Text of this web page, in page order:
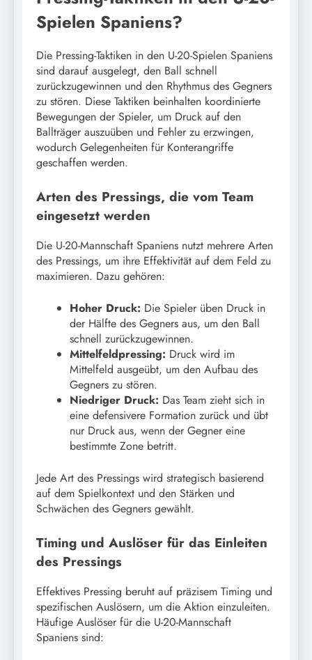
Spielen Spaniens?
Die Pressing-Taktiken in den U-20-Spielen Spaniens
sind darauf ausgelegt, den Ball schnell
zurückzugewinnen und den Rhythmus des Gegners
zu stören. Diese Taktiken beinhalten koordinierte
Bewegungen der Spieler, um Druck auf den
Ballträger auszuüben und Fehler zu erzwingen,
wodurch Gelegenheiten für Konterangriffe
geschaffen werden.
Arten des Pressings, die vom Team
eingesetzt werden
Die U-20-Mannschaft Spaniens nutzt mehrere Arten
des Pressings, um ihre Effektivität auf dem Feld zu
maximieren. Dazu gehören:
Hoher Druck: Die Spieler üben Druck in
der Hälfte des Gegners aus, um den Ball
schnell zurückzugewinnen.
Mittelfeldpressing: Druck wird im
Mittelfeld ausgeübt, um den Aufbau des
Gegners zu stören.
Niedriger Druck: Das Team zieht sich in
eine defensivere Formation zurück und übt
nur Druck aus, wenn der Gegner eine
bestimmte Zone betritt.
Jede Art des Pressings wird strategisch basierend
auf dem Spielkontext und den Stärken und
Schwächen des Gegners gewählt.
Timing und Auslöser für das Einleiten
des Pressings
Effektives Pressing beruht auf präzisem Timing und
spezifischen Auslösern, um die Aktion einzuleiten.
Häufige Auslöser für die U-20-Mannschaft
Spaniens sind: